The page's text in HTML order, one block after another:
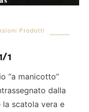
Prodotti
1
“a manicotto”
dalla
la scatola vera e